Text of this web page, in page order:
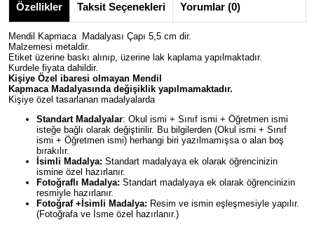
Özellikler Taksit Seçenekleri Yorumlar (0)
Mendil Kapmaca Madalyası Çapı 5,5 cm dir.
Malzemesi metaldir.
Etiket üzerine baskı alınıp, üzerine lak kaplama yapılmaktadır.
Kurdele fiyata dahildir.
Kişiye Özel ibaresi olmayan Mendil
Kapmaca Madalyasında değişiklik yapılmamaktadır.
Kişiye özel tasarlanan madalyalarda
Standart Madalyalar: Okul ismi + Sınıf ismi + Öğretmen ismi
isteğe bağlı olarak değiştirilir. Bu bilgilerden (Okul ismi + Sınıf
ismi + Öğretmen ismi) herhangi biri yazılmamışsa o alan boş
bırakılır.
İsimli Madalya: Standart madalyaya ek olarak öğrencinizin
ismine özel hazırlanır.
Fotoğraflı Madalya: Standart madalyaya ek olarak öğrencinizin
resmiyle hazırlanır.
Fotoğraf +İsimli Madalya: Resim ve ismin eşleşmesiyle yapılır.
(Fotoğrafa ve İsme özel hazırlanır.)